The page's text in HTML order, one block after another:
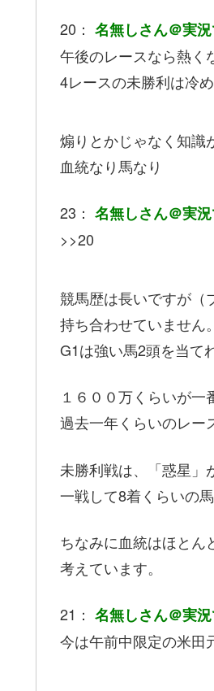
20： 名無しさん＠実
午後のレースなら熱く
4レースの未勝利は冷
煽りとかじゃなく知識
血統なり馬なり
23： 名無しさん＠実
>>20
競馬歴は長いですが（
持ち合わせていません
G1は強い馬2頭を当て
１６００万くらいが一
過去一年くらいのレー
未勝利戦は、「惑星」
一戦して8着くらいの馬
ちなみに血統はほとん
考えています。
21： 名無しさん＠実
今は午前中限定の米田